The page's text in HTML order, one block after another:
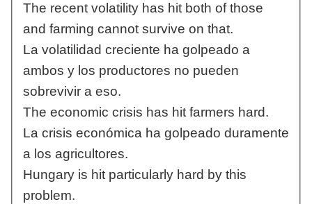
The recent volatility has hit both of those
and farming cannot survive on that.
La volatilidad creciente ha golpeado a
ambos y los productores no pueden
sobrevivir a eso.
The economic crisis has hit farmers hard.
La crisis económica ha golpeado duramente
a los agricultores.
Hungary is hit particularly hard by this
problem.